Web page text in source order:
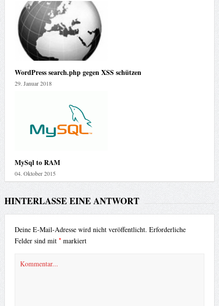
WordPress search.php gegen XSS schützen
29. Januar 2018
MySql to RAM
04. Oktober 2015
HINTERLASSE EINE ANTWORT
Deine E-Mail-Adresse wird nicht veröffentlicht. Erforderliche
Felder sind mit *markiert